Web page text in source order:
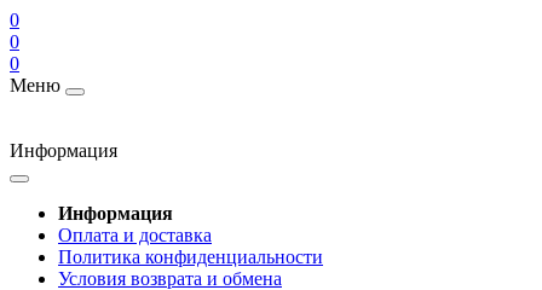
0
0
0
Меню
Информация
Информация
Оплата и доставка
Политика конфиденциальности
Условия возврата и обмена